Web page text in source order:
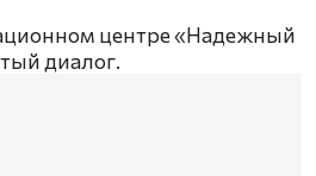
центре «Надежный
диалог.